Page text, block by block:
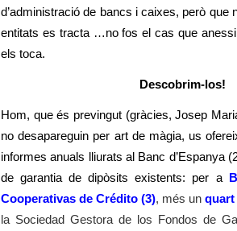
d’administració de bancs i caixes, però que
entitats es tracta …no fos el cas que
els toca.
Descobrim-los!
Hom, que és previngut (gràcies, Josep
no desapareguin per art de màgia, us
informes anuals lliurats al Banc d’Espanya
de garantia de dipòsits existents: per a
Cooperativas de Crédito (3), més un quart
la Sociedad Gestora de los Fondos de